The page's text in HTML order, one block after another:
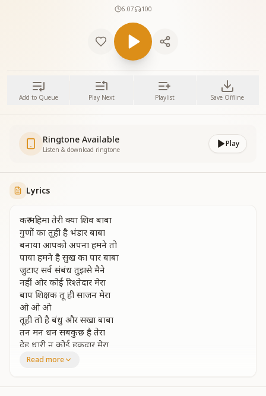
6:07 100
Add to Queue Play Next Playlist Save Offline
Ringtone Available
Listen & download ringtone
Play
Lyrics
करु महिमा तेरी क्या शिव बाबा
गुणों का तूही है भंडार बाबा
बनाया आपको अपना हमने तो
पाया हमने है सुख का पार बाबा
जुटाए सर्व संबंध तुझसे मैने
नहीं ओर कोई रिश्तेदार मेरा
बाप शिक्षक तू ही साजन मेरा
ओ ओ ओ
तूही तो है बंधु और सखा बाबा
तन मन धन सबकुछ है तेरा
देह धारी न कोई हकदार मेरा
मेरे सर्व संकल्प है तेरे
Read more